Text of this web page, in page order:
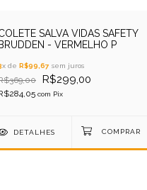
SALVA VIDAS SAFETY
BRUDDEN - VERMELHO P
x de R$99,67 sem juros
R$299,00
com Pix
DETALHES